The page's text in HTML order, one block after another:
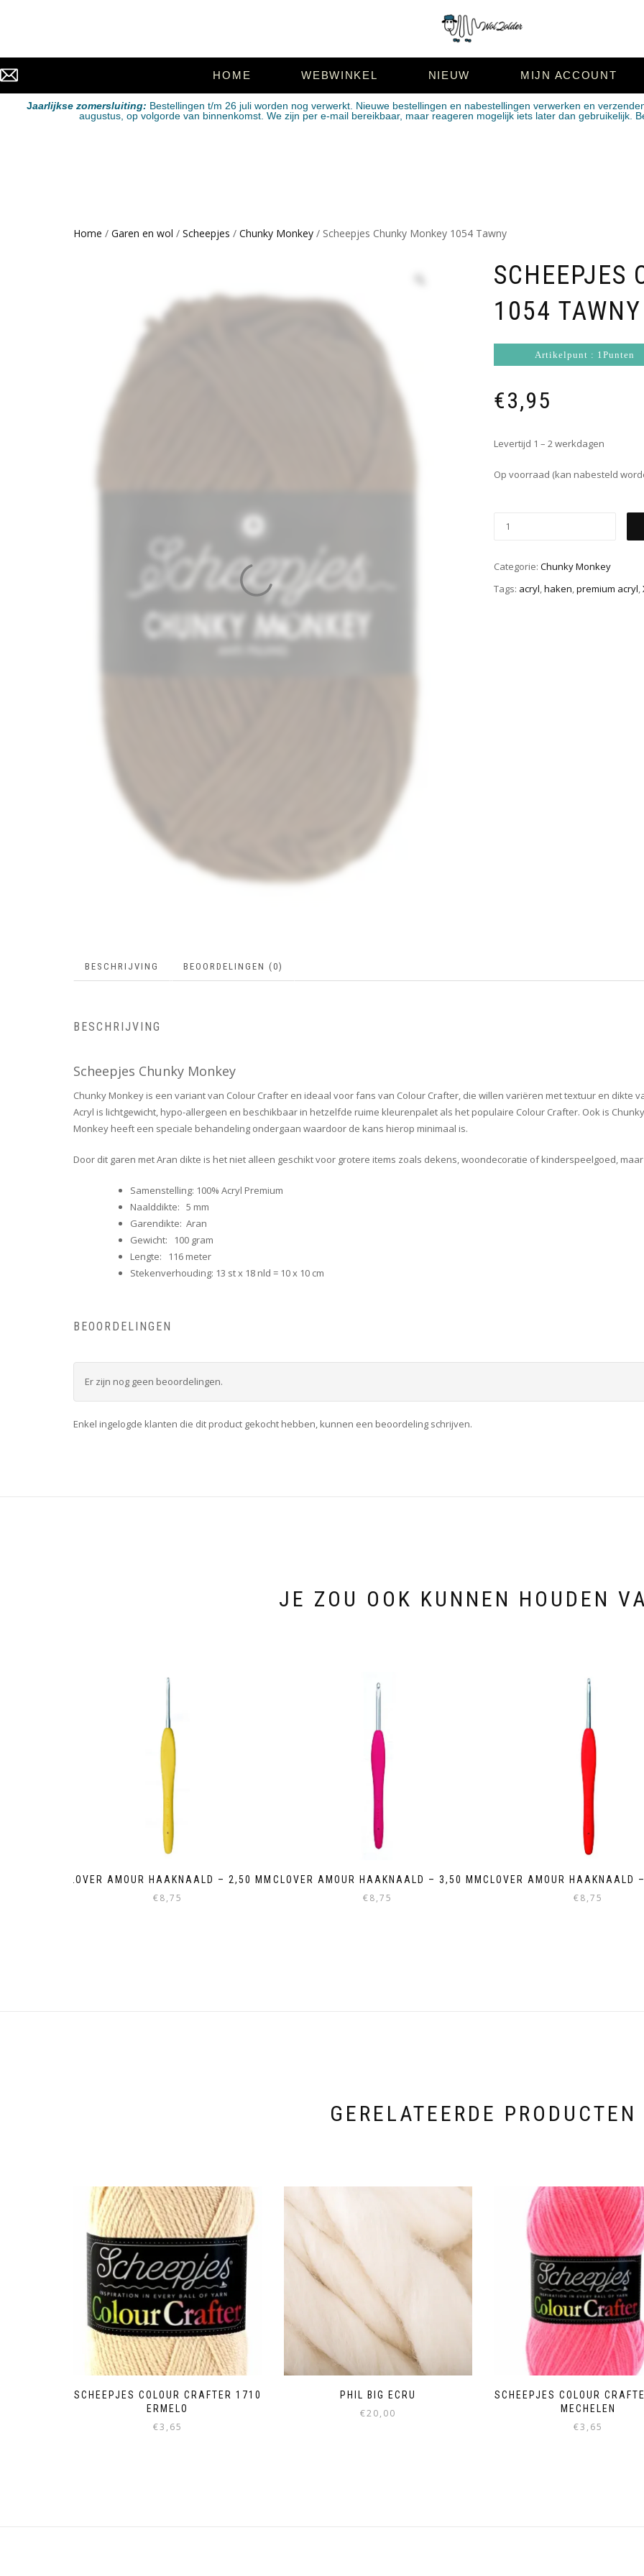
HOME WEBWINKEL NIEUW MIJN ACCOUNT
Jaarlijkse zomersluiting: Bestellingen t/m 26 juli worden nog verwerkt. Nieuwe bestellingen en nabestellingen verwerken en
augustus, op volgorde van binnenkomst. We zijn per e-mail bereikbaar, maar reageren mogelijk iets later dan gebruikelijk.
Home / Garen en wol / Scheepjes / Chunky Monkey / Scheepjes Chunky Monkey 1054 Tawny
SCHEEPJES
1054 TAWNY
Artikelpunt : 1Punten
€3,95
Levertijd 1 – 2 werkdagen
Op voorraad (kan nabesteld
Categorie: Chunky Monkey
Tags: acryl,haken,premium acryl,
BESCHRIJVING BEOORDELINGEN (0)
BESCHRIJVING
Scheepjes Chunky Monkey
Chunky Monkey is een variant van Colour Crafter en ideaal voor fans van Colour Crafter, die willen variëren met textuur en dikte
Acryl is lichtgewicht, hypo-allergeen en beschikbaar in hetzelfde ruime kleurenpalet als het populaire Colour Crafter. Ook is
Monkey heeft een speciale behandeling ondergaan waardoor de kans hierop minimaal is.
Door dit garen met Aran dikte is het niet alleen geschikt voor grotere items zoals dekens, woondecoratie of kinderspeelgoed,
Samenstelling: 100% Acryl Premium
Naalddikte: 5 mm
Garendikte: Aran
Gewicht: 100 gram
Lengte: 116 meter
Stekenverhouding: 13 st x 18 nld = 10 x 10 cm
BEOORDELINGEN
Er zijn nog geen beoordelingen.
Enkel ingelogde klanten die dit product gekocht hebben, kunnen een beoordeling schrijven.
JE ZOU OOK KUNNEN HOUDEN
CLOVER AMOUR HAAKNAALD – 2,50 MM
€8,75
CLOVER AMOUR HAAKNAALD – 3,50 MM
€8,75
CLOVER AMOUR HAAKNAALD
€8,75
GERELATEERDE PRODUCTEN
SCHEEPJES COLOUR CRAFTER 1710
ERMELO
€3,65
PHIL BIG ECRU
€20,00
SCHEEPJES COLOUR
MECHELEN
€3,65